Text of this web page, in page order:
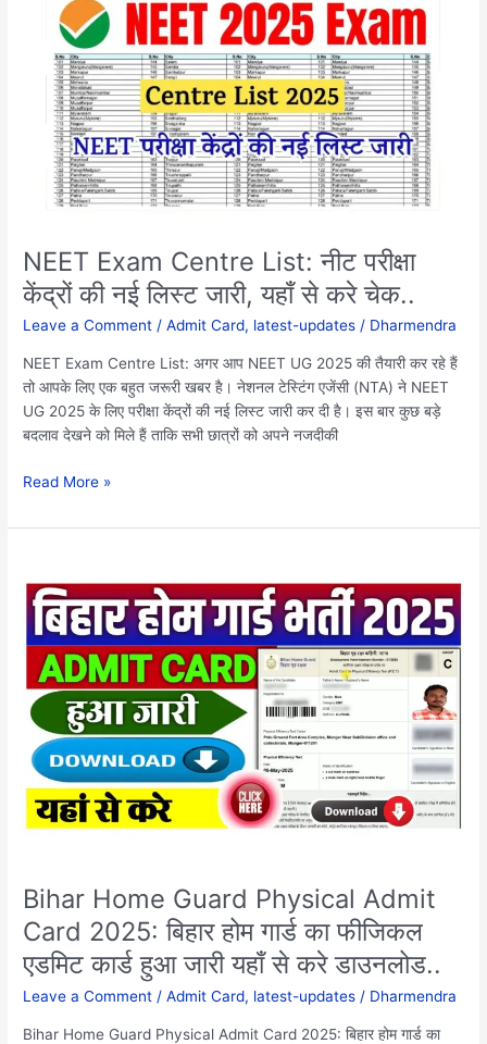
NEET Exam Centre List: नीट परीक्षा
केंद्रों की नई लिस्ट जारी, यहाँ से करे चेक..
Leave a Comment /Admit Card, latest-updates / Dharmendra
NEET Exam Centre List: अगर आप NEET UG 2025 की तैयारी कर रहे हैं
तो आपके लिए एक बहुत जरूरी खबर है। नेशनल टेस्टिंग एजेंसी (NTA) ने NEET
UG 2025 के लिए परीक्षा केंद्रों की नई लिस्ट जारी कर दी है। इस बार कुछ बड़े
बदलाव देखने को मिले हैं ताकि सभी छात्रों को अपने नजदीकी
Exam
Centre
यहाँ
से
करे
चेक..
Read More »
Bihar Home Guard Physical Admit
Card 2025: बिहार होम गार्ड का फीजिकल
एडमिट कार्ड हुआ जारी यहाँ से करे डाउनलोड..
Leave a Comment /Admit Card, latest-updates / Dharmendra
Bihar Home Guard Physical Admit Card 2025: बिहार होम गार्ड का
Home
Guard
Physical
Admit
Card
2025:
बिहार
होम
गार्ड
का
फीजिकल
हुआ
जारी
यहाँ
से
करे